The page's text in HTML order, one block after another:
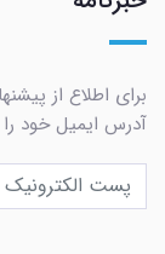
برای اطلاع از
آدرس ایمیل خود را